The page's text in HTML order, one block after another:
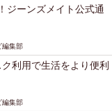
ジーンズメイト公式通
編集部
利用で生活をより便利
編集部